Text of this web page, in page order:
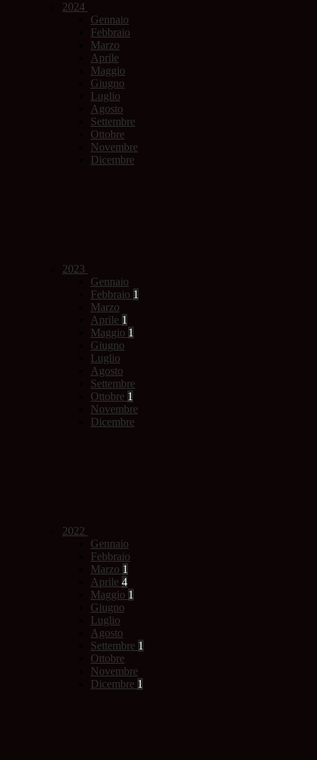
2024
Gennaio
Febbraio
Marzo
Aprile
Maggio
Giugno
Luglio
Agosto
Settembre
Ottobre
Novembre
Dicembre
2023
Gennaio
Febbraio 1
Marzo
Aprile 1
Maggio 1
Giugno
Luglio
Agosto
Settembre
Ottobre 1
Novembre
Dicembre
2022
Gennaio
Febbraio
Marzo 1
Aprile 4
Maggio 1
Giugno
Luglio
Agosto
Settembre 1
Ottobre
Novembre
Dicembre 1